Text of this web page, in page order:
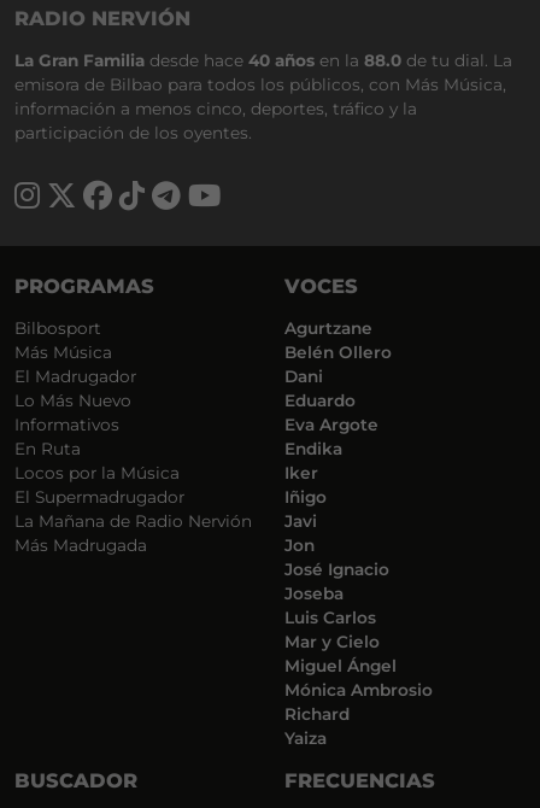
RADIO NERVIÓN
La Gran Familia desde hace 40 años en la 88.0 de tu dial. La
emisora de Bilbao para todos los públicos, con Más Música,
información a menos cinco, deportes, tráfico y la
participación de los oyentes.
PROGRAMAS
Bilbosport
Más Música
El Madrugador
Lo Más Nuevo
Informativos
En Ruta
Locos por la Música
El Supermadrugador
La Mañana de Radio Nervión
Más Madrugada
VOCES
Agurtzane
Belén Ollero
Dani
Eduardo
Eva Argote
Endika
Iker
Iñigo
Javi
Jon
José Ignacio
Joseba
Luis Carlos
Mar y Cielo
Miguel Ángel
Mónica Ambrosio
Richard
Yaiza
BUSCADOR FRECUENCIAS